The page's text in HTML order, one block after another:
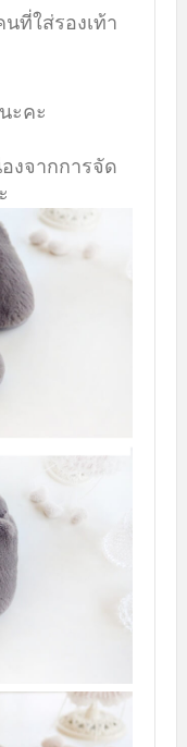
ที่ใส่รองเท้า
ะคะ
องจากการจัด